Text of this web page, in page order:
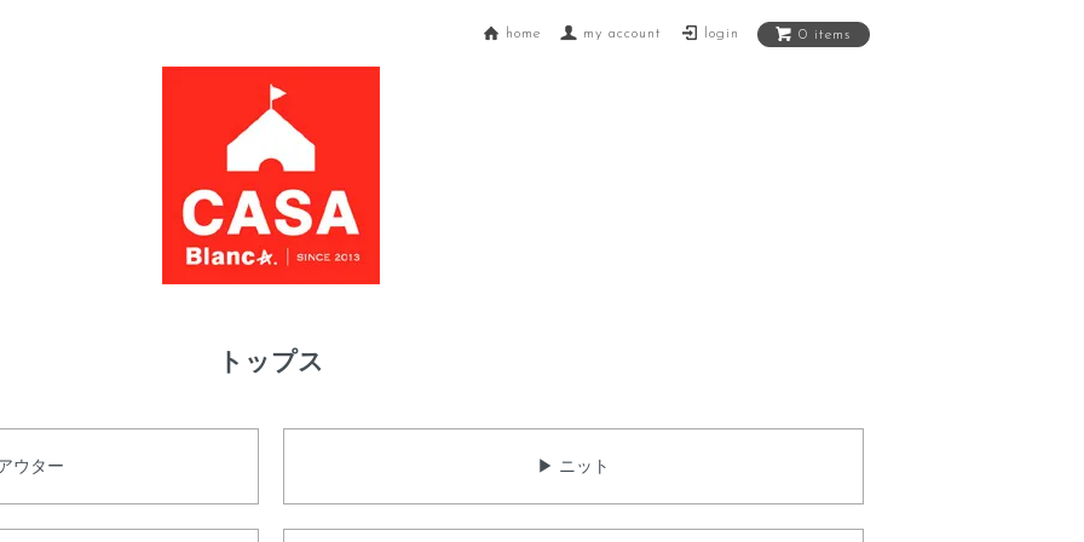
home my account login 0 items
トップス
ウター ▶ ニット